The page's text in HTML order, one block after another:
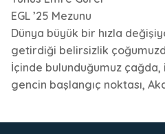
EGL ’25 Mezunu
Dünya büyük bir hızla
getirdiği belirsizlik
İçinde bulunduğumuz
gencin başlangıç noktası,